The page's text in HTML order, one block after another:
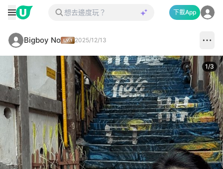
下載App
Bigboy No 2025/12/13
1/3